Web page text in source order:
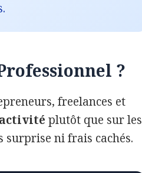
?
freelances et
plutôt que sur les
surprise ni frais cachés.